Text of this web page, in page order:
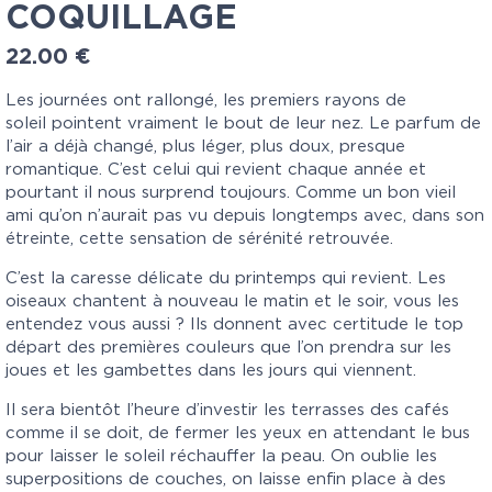
COQUILLAGE
22.00 €
Les journées ont rallongé, les premiers rayons de
soleil pointent vraiment le bout de leur nez. Le parfum de
l’air a déjà changé, plus léger, plus doux, presque
romantique. C’est celui qui revient chaque année et
pourtant il nous surprend toujours. Comme un bon vieil
ami qu’on n’aurait pas vu depuis longtemps avec, dans son
étreinte, cette sensation de sérénité retrouvée.
C’est la caresse délicate du printemps qui revient. Les
oiseaux chantent à nouveau le matin et le soir, vous les
entendez vous aussi ? Ils donnent avec certitude le top
départ des premières couleurs que l’on prendra sur les
joues et les gambettes dans les jours qui viennent.
Il sera bientôt l’heure d’investir les terrasses des cafés
comme il se doit, de fermer les yeux en attendant le bus
pour laisser le soleil réchauffer la peau. On oublie les
superpositions de couches, on laisse enfin place à des